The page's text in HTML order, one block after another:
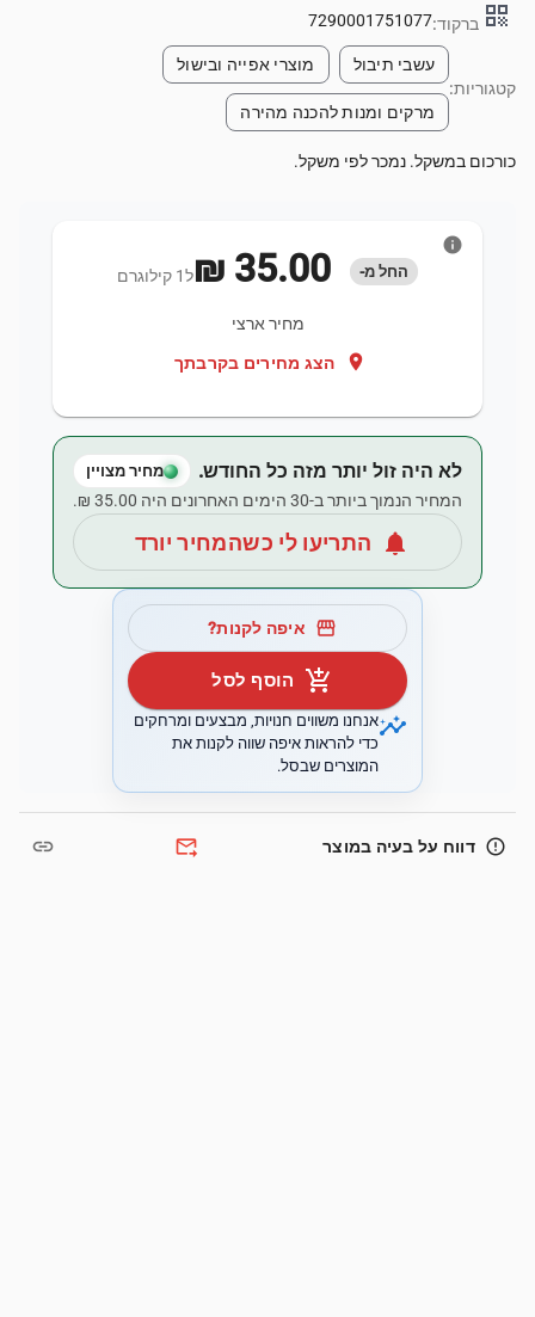
qr_code ברקוד:7290001751077
קטגוריות:
עשבי תיבול מוצרי אפייה ובישול
מרקים ומנות להכנה מהירה
כורכום במשקל. נמכר לפי משקל.
החל מ- ל1 קילוגרם
מחיר ארצי
location_on הצג מחירים בקרבתך
info
לא היה זול יותר מזה כל החודש. מחיר מצויין
המחיר הנמוך ביותר ב-30 הימים האחרונים היה ‏35.00 ‏₪.
notifications התריעו לי כשהמחיר יורד
storefront איפה לקנות?
add_shopping_cart הוסף לסל
insightsאנחנו משווים חנויות, מבצעים ומרחקים
כדי להראות איפה שווה לקנות את
המוצרים שבסל.
error_outline דווח על בעיה במוצר forward_to_inbox
link